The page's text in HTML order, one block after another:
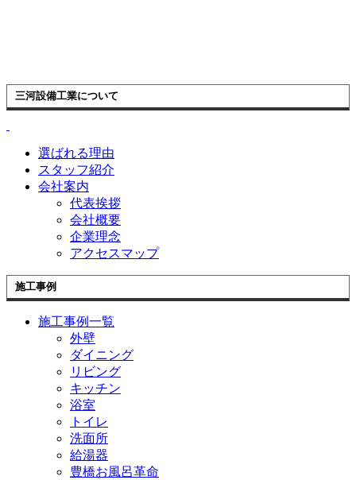
三河設備工業について
選ばれる理由
スタッフ紹介
会社案内
代表挨拶
会社概要
企業理念
アクセスマップ
施工事例
施工事例一覧
外壁
ダイニング
リビング
キッチン
浴室
トイレ
洗面所
給湯器
豊橋お風呂革命